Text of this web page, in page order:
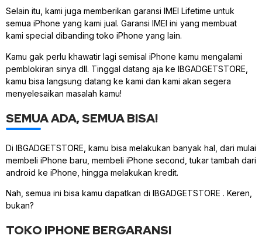
Selain itu, kami juga memberikan garansi IMEI Lifetime untuk
semua iPhone yang kami jual. Garansi IMEI ini yang membuat
kami special dibanding toko iPhone yang lain.
Kamu gak perlu khawatir lagi semisal iPhone kamu mengalami
pemblokiran sinya dll. Tinggal datang aja ke IBGADGETSTORE,
kamu bisa langsung datang ke kami dan kami akan segera
menyelesaikan masalah kamu!
SEMUA ADA, SEMUA BISA!
Di IBGADGETSTORE, kamu bisa melakukan banyak hal, dari mulai
membeli iPhone baru, membeli iPhone second, tukar tambah dari
android ke iPhone, hingga melakukan kredit.
Nah, semua ini bisa kamu dapatkan di IBGADGETSTORE . Keren,
bukan?
TOKO IPHONE BERGARANSI